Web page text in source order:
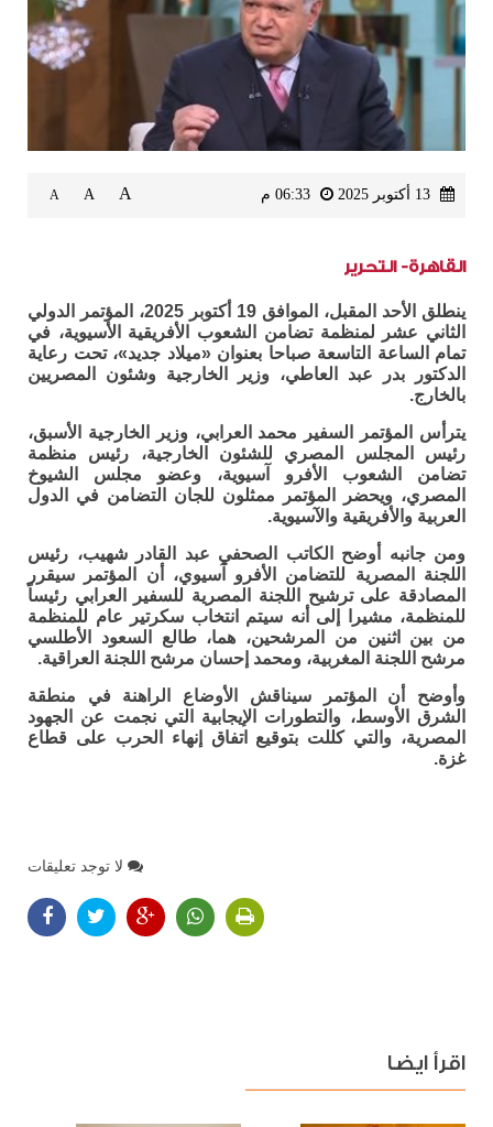
A
A
A
القاهرة- التحرير
ينطلق الأحد المقبل، الموافق 19 أكتوبر 2025، المؤتمر الدولي
الثاني عشر لمنظمة تضامن الشعوب الأفريقية الأسيوية، في
تمام الساعة التاسعة صباحا بعنوان «ميلاد جديد»، تحت رعاية
الدكتور بدر عبد العاطي، وزير الخارجية وشئون المصريين
بالخارج.
يترأس المؤتمر السفير محمد العرابي، وزير الخارجية الأسبق،
رئيس المجلس المصري للشئون الخارجية، رئيس منظمة
تضامن الشعوب الأفرو آسيوية، وعضو مجلس الشيوخ
المصري، ويحضر المؤتمر ممثلون للجان التضامن في الدول
العربية والأفريقية والآسيوية.
ومن جانبه أوضح الكاتب الصحفي عبد القادر شهيب، رئيس
اللجنة المصرية للتضامن الأفرو آسيوي، أن المؤتمر سيقرر
المصادقة على ترشيح اللجنة المصرية للسفير العرابي رئيساً
للمنظمة، مشيرا إلى أنه سيتم انتخاب سكرتير عام للمنظمة
من بين اثنين من المرشحين، هما، طالع السعود الأطلسي
مرشح اللجنة المغربية، ومحمد إحسان مرشح اللجنة العراقية.
وأوضح أن المؤتمر سيناقش الأوضاع الراهنة في منطقة
الشرق الأوسط، والتطورات الإيجابية التي نجمت عن الجهود
المصرية، والتي كللت بتوقيع اتفاق إنهاء الحرب على قطاع
غزة.
لا توجد تعليقات
اقرأ ايضا